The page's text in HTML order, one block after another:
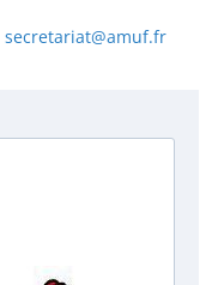
secretariat@amuf.fr